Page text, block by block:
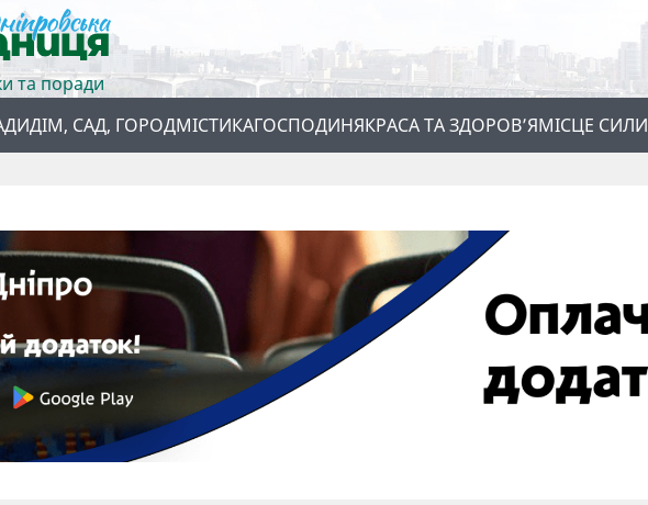
та поради
ДІМ, САД, ГОРОДМІСТИКАГОСПОДИНЯКРАСА ТА ЗДОРОВ’ЯМІСЦЕ СИЛИ